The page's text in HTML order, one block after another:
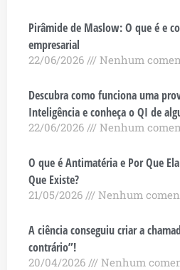
Pirâmide de Maslow: O que é e
empresarial
22/06/2026 Nenhum
Descubra como funciona uma
Inteligência e conheça o QI de
22/06/2026 Nenhum
O que é Antimatéria e Por Que
Que Existe?
21/05/2026 Nenhum
A ciência conseguiu criar a
contrário”!
20/04/2026 Nenhum